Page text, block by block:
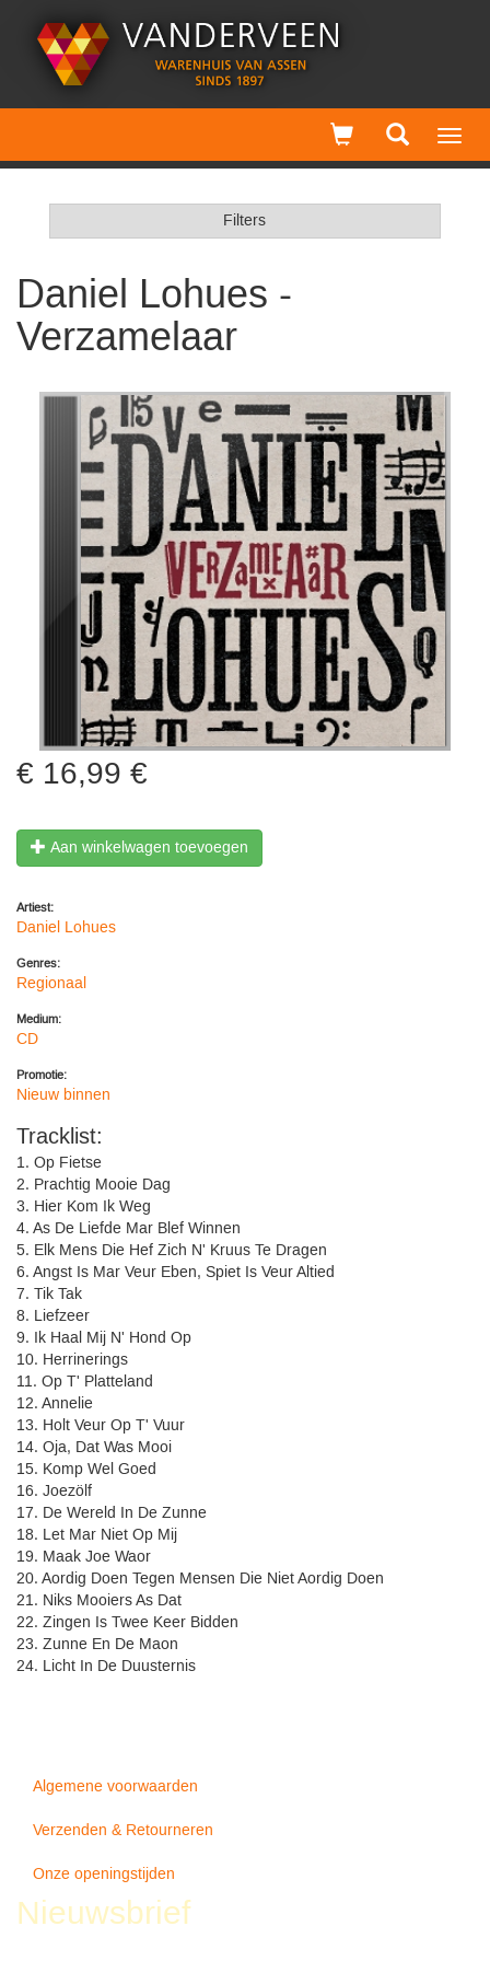
Filters
Daniel Lohues -
Verzamelaar
16,99 €
Aan winkelwagen toevoegen
Artiest:
Daniel Lohues
Genres:
Regionaal
Medium:
CD
Promotie:
Nieuw binnen
Tracklist:
1. Op Fietse
2. Prachtig Mooie Dag
3. Hier Kom Ik Weg
4. As De Liefde Mar Blef Winnen
5. Elk Mens Die Hef Zich N' Kruus Te Dragen
6. Angst Is Mar Veur Eben, Spiet Is Veur Altied
7. Tik Tak
8. Liefzeer
9. Ik Haal Mij N' Hond Op
10. Herrinerings
11. Op T' Platteland
12. Annelie
13. Holt Veur Op T' Vuur
14. Oja, Dat Was Mooi
15. Komp Wel Goed
16. Joezölf
17. De Wereld In De Zunne
18. Let Mar Niet Op Mij
19. Maak Joe Waor
20. Aordig Doen Tegen Mensen Die Niet Aordig Doen
21. Niks Mooiers As Dat
22. Zingen Is Twee Keer Bidden
23. Zunne En De Maon
24. Licht In De Duusternis
Algemene voorwaarden
Verzenden & Retourneren
Onze openingstijden
Nieuwsbrief